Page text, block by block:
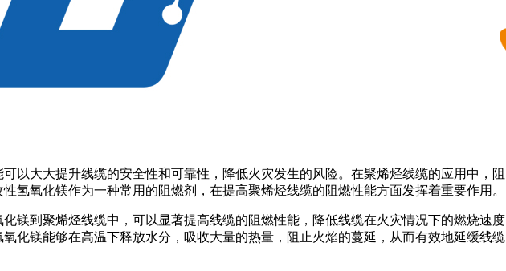
以大大提升线缆的安全性和可靠性，降低火灾发生的风险。在聚烯烃线缆的应用中，阻
氢氧化镁作为一种常用的阻燃剂，在提高聚烯烃线缆的阻燃性能方面发挥着重要作用。
镁到聚烯烃线缆中，可以显著提高线缆的阻燃性能，降低线缆在火灾情况下的燃烧速度
化镁能够在高温下释放水分，吸收大量的热量，阻止火焰的蔓延，从而有效地延缓线缆